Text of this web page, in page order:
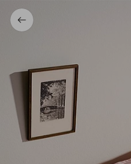
stronę
Powrót